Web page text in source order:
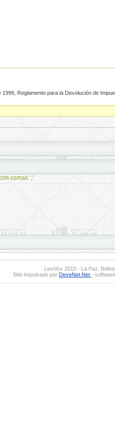
Reglamento para la Devolución de
comas ','.
LexiVox 2010 - La Paz,
Sitio impulsado por DeveNet.Net -